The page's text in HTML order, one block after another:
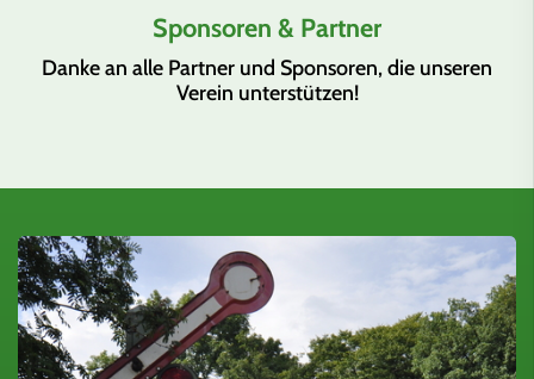
Sponsoren & Partner
Danke an alle Partner und Sponsoren, die unseren
Verein unterstützen!